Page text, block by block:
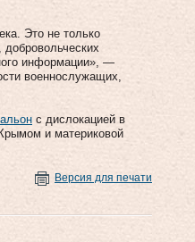
Это не только
информации», —
военнослужащих,
с дислокацией в
и материковой
Версия для печати